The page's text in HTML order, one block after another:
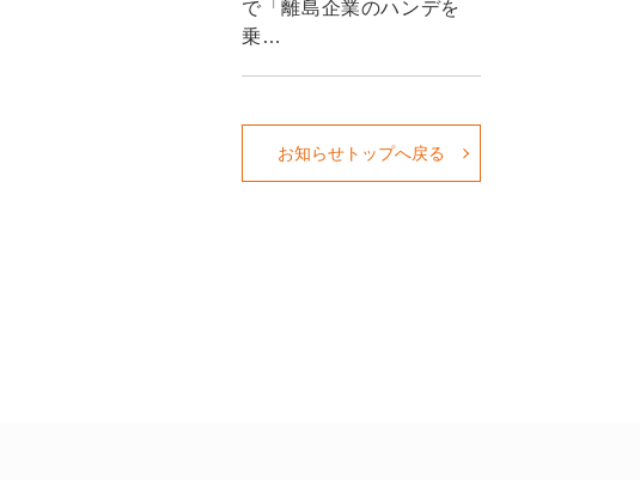
で「離島企業のハンデを
乗…
お知らせトップへ戻る